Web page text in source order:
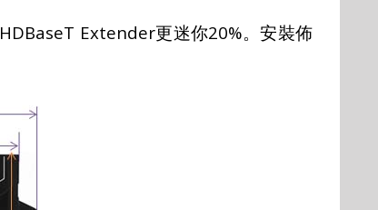
HDBaseT Extender更迷你20%。安裝佈